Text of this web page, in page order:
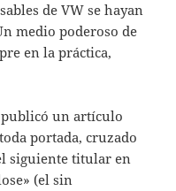
de VW se hayan
medio poderoso de
en la práctica,
publicó un artículo
portada, cruzado
siguiente titular en
(el sin